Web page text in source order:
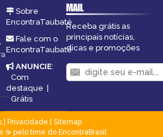
Sobre
EncontraTaubaté
Fale com o
EncontraTaubaté
ANUNCIE:
Com
destaque
Grátis
MAIL
Receba grátis as
principais notícias,
dicas e promoções
| Privacidade
Sitemap
☕ pelo time do EncontraBrasil